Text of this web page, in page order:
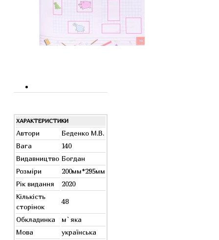
ХАРАКТЕРИСТИКИ
Автори
Беденко М.В.
Вага
140
Видавництво Богдан
Розміри
200мм*295мм
Рік видання
2020
Кількість
сторінок
48
Обкладинка
м`яка
Мова
українська